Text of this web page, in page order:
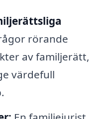
rörande
av familjerätt,
värdefull